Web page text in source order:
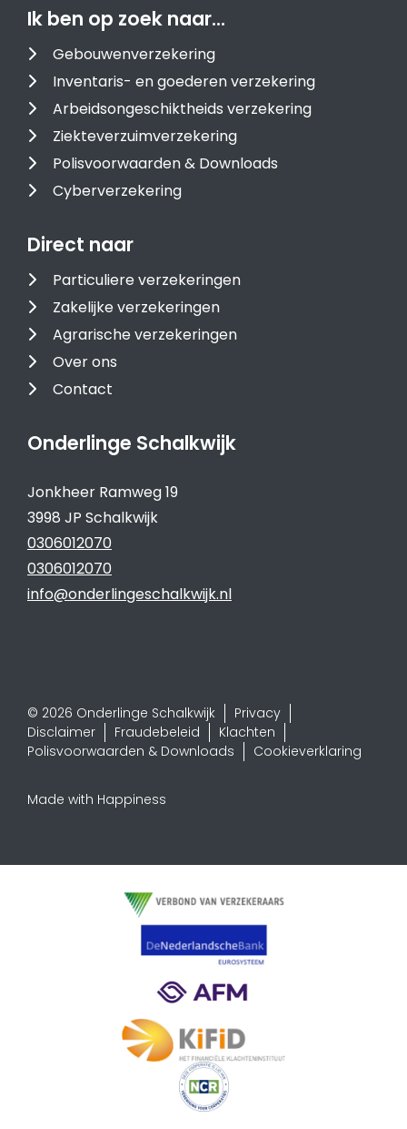
Ik ben op zoek naar…
Gebouwenverzekering
Inventaris- en goederen verzekering
Arbeidsongeschiktheids verzekering
Ziekteverzuimverzekering
Polisvoorwaarden & Downloads
Cyberverzekering
Direct naar
Particuliere verzekeringen
Zakelijke verzekeringen
Agrarische verzekeringen
Over ons
Contact
Onderlinge Schalkwijk
Jonkheer Ramweg 19
3998 JP Schalkwijk
0306012070
0306012070
info@onderlingeschalkwijk.nl
© 2026 Onderlinge Schalkwijk
Privacy
Disclaimer
Fraudebeleid
Klachten
Polisvoorwaarden & Downloads
Cookieverklaring
Made with Happiness